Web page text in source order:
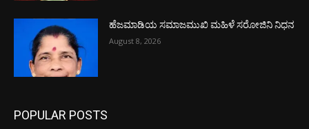
ಹೆಜಮಾಡಿಯ ಸಮಾಜಮುಖಿ ಮಹಿಳೆ ಸರೋಜಿನಿ ನಿಧನ
August 8, 2026
POPULAR POSTS